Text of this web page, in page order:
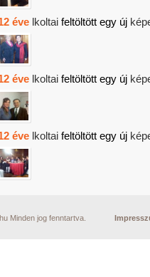
éve lkoltai feltöltött egy új
éve lkoltai feltöltött egy új
éve lkoltai feltöltött egy új
Minden jog fenntartva.